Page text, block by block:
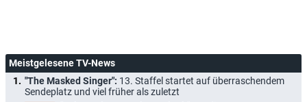
Meistgelesene TV-News
"The Masked Singer": 13. Staffel startet auf überraschendem
Sendeplatz und viel früher als zuletzt